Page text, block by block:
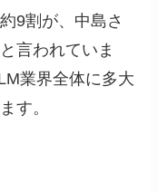
9割が、中島さ
言われていま
業界全体に多大
す。